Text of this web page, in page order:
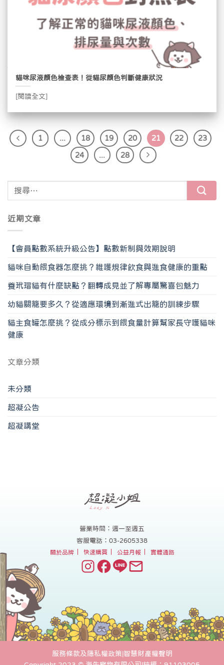
貓咪尿液顏色檢查表！從貓尿顏色判斷健康狀況
[閱讀全文]
1 18 19 20 21 22 23
24 28
近期文章
【會員點數系統升級公告】點數新制與效期說明
貓咪自動餵食器怎麼挑？維護規律飲食與進食健康的重點
養玳瑁貓有什麼缺點？翻轉成見並了解專屬驚喜包魅力
幼貓關籠要多久？從適應環境到漸進式出籠的訓練步驟
貓主食罐怎麼挑？從成分標示到餵食量計算幫家長守護貓咪
健康
文章分類
未分類
超凝公告
超凝講堂
營業時間：週一至週五
客服電話：03-2605338
關於品牌 快速購買 公益月報 實體通路
服務條款及隱私權政策|智慧財產權聲明